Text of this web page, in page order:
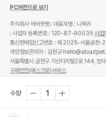
수량
PC버전으로 보기
주식회사 어바웃펫
대표자명 : 나옥귀
사업자 등록번호 : 120-87-90035사업
통신판매업신고번호 : 제 2025-서울금천-
개인정보관리자 : 김원규
서울특별시 금천구 가산디지털2로 144,
구매안전(에스크로)서비스